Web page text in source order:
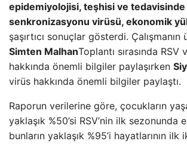
epidemiyolojisi, teşhisi ve
senkronizasyonu virüsü, ekonomik
şaşırtıcı sonuçlar gösterdi.
Simten MalhanToplantı sırasında
hakkında önemli bilgiler paylaşırken
virüs hakkında önemli bilgiler paylaştı.
Raporun verilerine göre, çocukların
yaklaşık %50’si RSV’nin ilk sezonunda
bunların yaklaşık %95’i hayatlarının ilk